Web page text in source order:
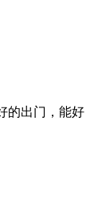
的出门，能好